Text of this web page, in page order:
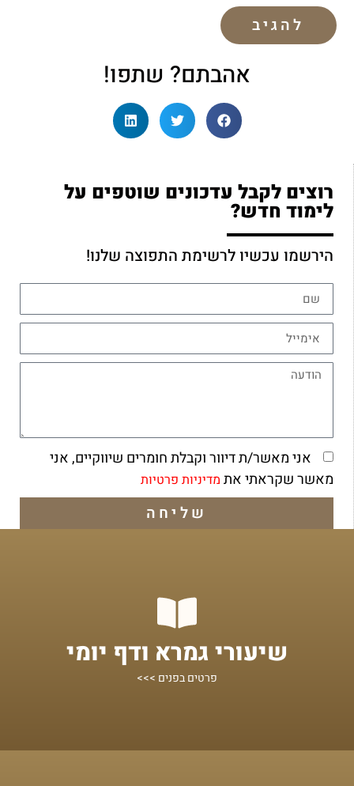
אהבתם? שתפו!
רוצים לקבל עדכונים שוטפים על
לימוד חדש?
הירשמו עכשיו לרשימת התפוצה שלנו!
אני מאשר/ת דיוור וקבלת חומרים שיווקיים, אני
מאשר שקראתי את מדיניות פרטיות
שליחה
שיעורי גמרא ודף יומי
פרטים בפנים >>>
שיעורים על הדף היומי ומסכתות נוספות
מתחילים מכאן!